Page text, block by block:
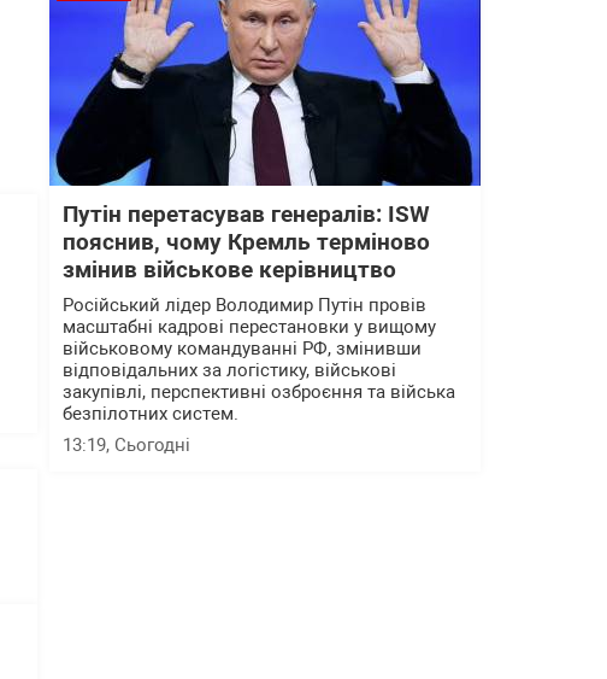
Путін перетасував генералів: ISW
пояснив, чому Кремль терміново
змінив військове керівництво
Російський лідер Володимир Путін провів
масштабні кадрові перестановки у вищому
військовому командуванні РФ, змінивши
відповідальних за логістику, військові
закупівлі, перспективні озброєння та війська
безпілотних систем.
13:19, Сьогодні